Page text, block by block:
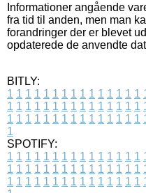
Informationer angående
fra tid til anden, men man
forandringer der er blevet
opdaterede de anvendte
BITLY:
1 1 1 1 1 1 1 1 1 1 1 1 1 1 1
1 1 1 1 1 1 1 1 1 1 1 1 1 1 1
1 1 1 1 1 1 1 1 1 1 1 1 1 1 1
1
SPOTIFY:
1 1 1 1 1 1 1 1 1 1 1 1 1 1 1
1 1 1 1 1 1 1 1 1 1 1 1 1 1 1
1 1 1 1 1 1 1 1 1 1 1 1 1 1 1